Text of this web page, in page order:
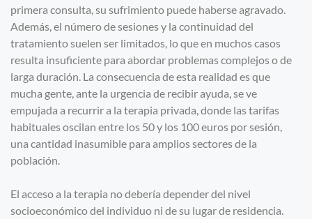
primera consulta, su sufrimiento puede haberse agravado.
Además, el número de sesiones y la continuidad del
tratamiento suelen ser limitados, lo que en muchos casos
resulta insuficiente para abordar problemas complejos o de
larga duración. La consecuencia de esta realidad es que
mucha gente, ante la urgencia de recibir ayuda, se ve
empujada a recurrir a la terapia privada, donde las tarifas
habituales oscilan entre los 50 y los 100 euros por sesión,
una cantidad inasumible para amplios sectores de la
población.
El acceso a la terapia no debería depender del nivel
socioeconómico del individuo ni de su lugar de residencia.